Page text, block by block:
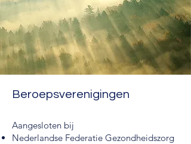
Beroepsverenigingen
Aangesloten bij
Nederlandse Federatie Gezondheidszorg